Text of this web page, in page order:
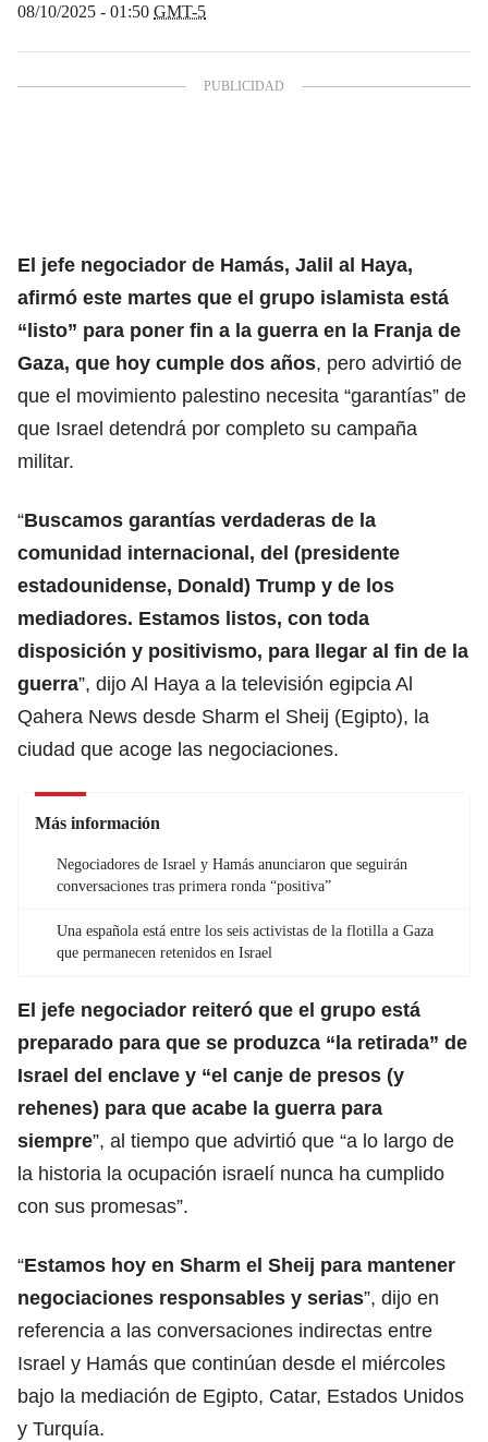
08/10/2025 - 01:50 GMT-5
El jefe negociador de Hamás, Jalil al Haya,
afirmó este martes que el grupo islamista está
“listo” para poner fin a la guerra en la Franja de
Gaza, que hoy cumple dos años, pero advirtió de
que el movimiento palestino necesita “garantías” de
que Israel detendrá por completo su campaña
militar.
“Buscamos garantías verdaderas de la
comunidad internacional, del (presidente
estadounidense, Donald) Trump y de los
mediadores. Estamos listos, con toda
disposición y positivismo, para llegar al fin de la
guerra”, dijo Al Haya a la televisión egipcia Al
Qahera News desde Sharm el Sheij (Egipto), la
ciudad que acoge las negociaciones.
Más información
Negociadores de Israel y Hamás anunciaron que seguirán
conversaciones tras primera ronda “positiva”
Una española está entre los seis activistas de la flotilla a Gaza
que permanecen retenidos en Israel
El jefe negociador reiteró que el grupo está
preparado para que se produzca “la retirada” de
Israel del enclave y “el canje de presos (y
rehenes) para que acabe la guerra para
siempre”, al tiempo que advirtió que “a lo largo de
la historia la ocupación israelí nunca ha cumplido
con sus promesas”.
“Estamos hoy en Sharm el Sheij para mantener
negociaciones responsables y serias”, dijo en
referencia a las conversaciones indirectas entre
Israel y Hamás que continúan desde el miércoles
bajo la mediación de Egipto, Catar, Estados Unidos
y Turquía.